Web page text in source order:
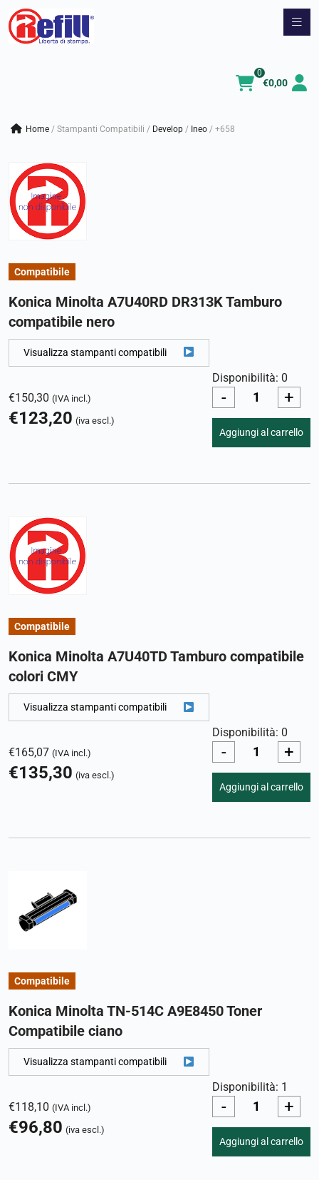
Vai
€0,00
0
Home / Stampanti Compatibili / develop / ineo / +658
Compatibile
Konica Minolta A7U40RD DR313K Tamburo
compatibile nero
Visualizza stampanti compatibili
€150,30 (IVA incl.)
€123,20 (iva escl.)
Disponibilità: 0
- +
Aggiungi al carrello
Compatibile
Konica Minolta A7U40TD Tamburo compatibile
colori CMY
Visualizza stampanti compatibili
€165,07 (IVA incl.)
€135,30 (iva escl.)
Disponibilità: 0
- +
Aggiungi al carrello
Compatibile
Konica Minolta TN-514C A9E8450 Toner
Compatibile ciano
Visualizza stampanti compatibili
€118,10 (IVA incl.)
€96,80 (iva escl.)
Disponibilità: 1
- +
Aggiungi al carrello